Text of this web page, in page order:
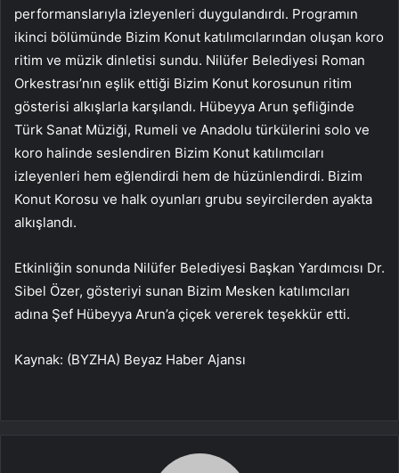
performanslarıyla izleyenleri duygulandırdı. Programın
ikinci bölümünde Bizim Konut katılımcılarından oluşan koro
ritim ve müzik dinletisi sundu. Nilüfer Belediyesi Roman
Orkestrası’nın eşlik ettiği Bizim Konut korosunun ritim
gösterisi alkışlarla karşılandı. Hübeyya Arun şefliğinde
Türk Sanat Müziği, Rumeli ve Anadolu türkülerini solo ve
koro halinde seslendiren Bizim Konut katılımcıları
izleyenleri hem eğlendirdi hem de hüzünlendirdi. Bizim
Konut Korosu ve halk oyunları grubu seyircilerden ayakta
alkışlandı.
Etkinliğin sonunda Nilüfer Belediyesi Başkan Yardımcısı Dr.
Sibel Özer, gösteriyi sunan Bizim Mesken katılımcıları
adına Şef Hübeyya Arun’a çiçek vererek teşekkür etti.
Kaynak: (BYZHA) Beyaz Haber Ajansı